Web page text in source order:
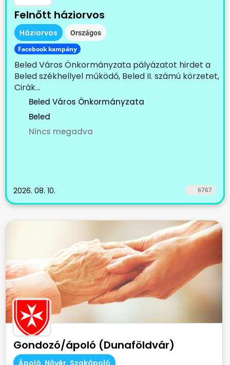
Felnőtt háziorvos
Háziorvos Országos
Facebook kampány
Beled Város Önkormányzata pályázatot hirdet a
Beled székhellyel működő, Beled II. számú körzetet,
Cirák...
Beled Város Önkormányzata
Beled
Nincs megadva
2026. 08. 10. 6767
Gondozó/ápoló (Dunaföldvár)
Ápoló, Nővér, Szakápoló